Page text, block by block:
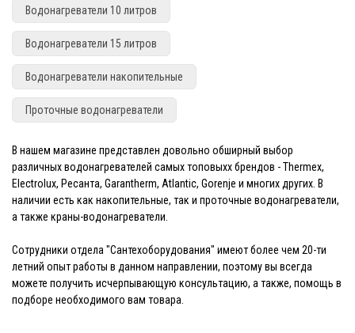
Водонагреватели 10 литров
Водонагреватели 15 литров
Водонагреватели накопительные
Проточные водонагреватели
В нашем магазине представлен довольно обширный выбор
различных водонагревателей самых топовыхх брендов - Thermex,
Electrolux, Ресанта, Garantherm, Atlantic, Gorenje и многих других. В
наличии есть как накопительные, так и проточные водонагреватели,
а также краны-водонагреватели.
Сотрудники отдела "Сантехоборудования" имеют более чем 20-ти
летний опыт работы в данном направлении, поэтому вы всегда
можете получить исчерпывающую консультацию, а также, помощь в
подборе необходимого вам товара.